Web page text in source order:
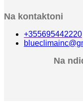
Na kontaktoni
+355695442220
Na